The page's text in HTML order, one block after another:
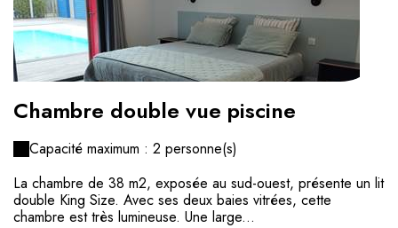
Chambre double vue piscine
Capacité maximum : 2 personne(s)
La chambre de 38 m2, exposée au sud-ouest, présente un lit
double King Size. Avec ses deux baies vitrées, cette
chambre est très lumineuse. Une large...